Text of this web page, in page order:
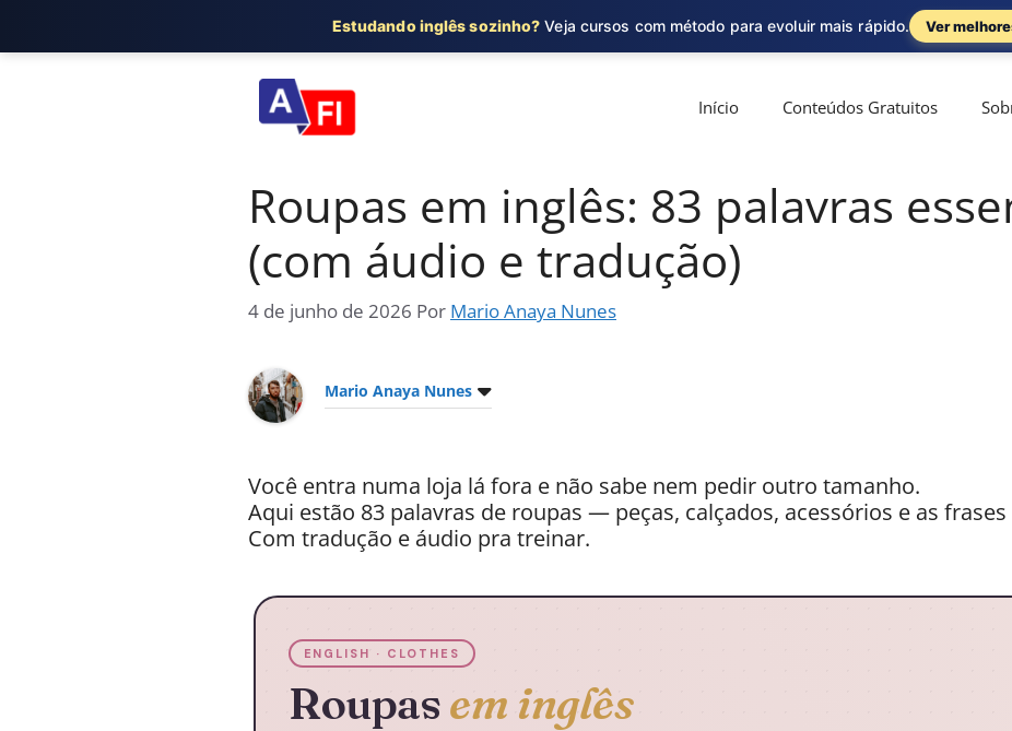
Início Conteúdos Gratuitos
Roupas em inglês: 83 palavras
(com áudio e tradução)
4 de junho de 2026 Por Mario Anaya Nunes
Mario Anaya Nunes
Você entra numa loja lá fora e não sabe nem pedir outro tamanho.
Aqui estão 83 palavras de roupas — peças, calçados, acessórios e as frases
Com tradução e áudio pra treinar.
ENGLISH · CLOTHES
Roupasem inglês
Estudando inglês sozinho? Veja cursos com método para evoluir mais rápido. Ver